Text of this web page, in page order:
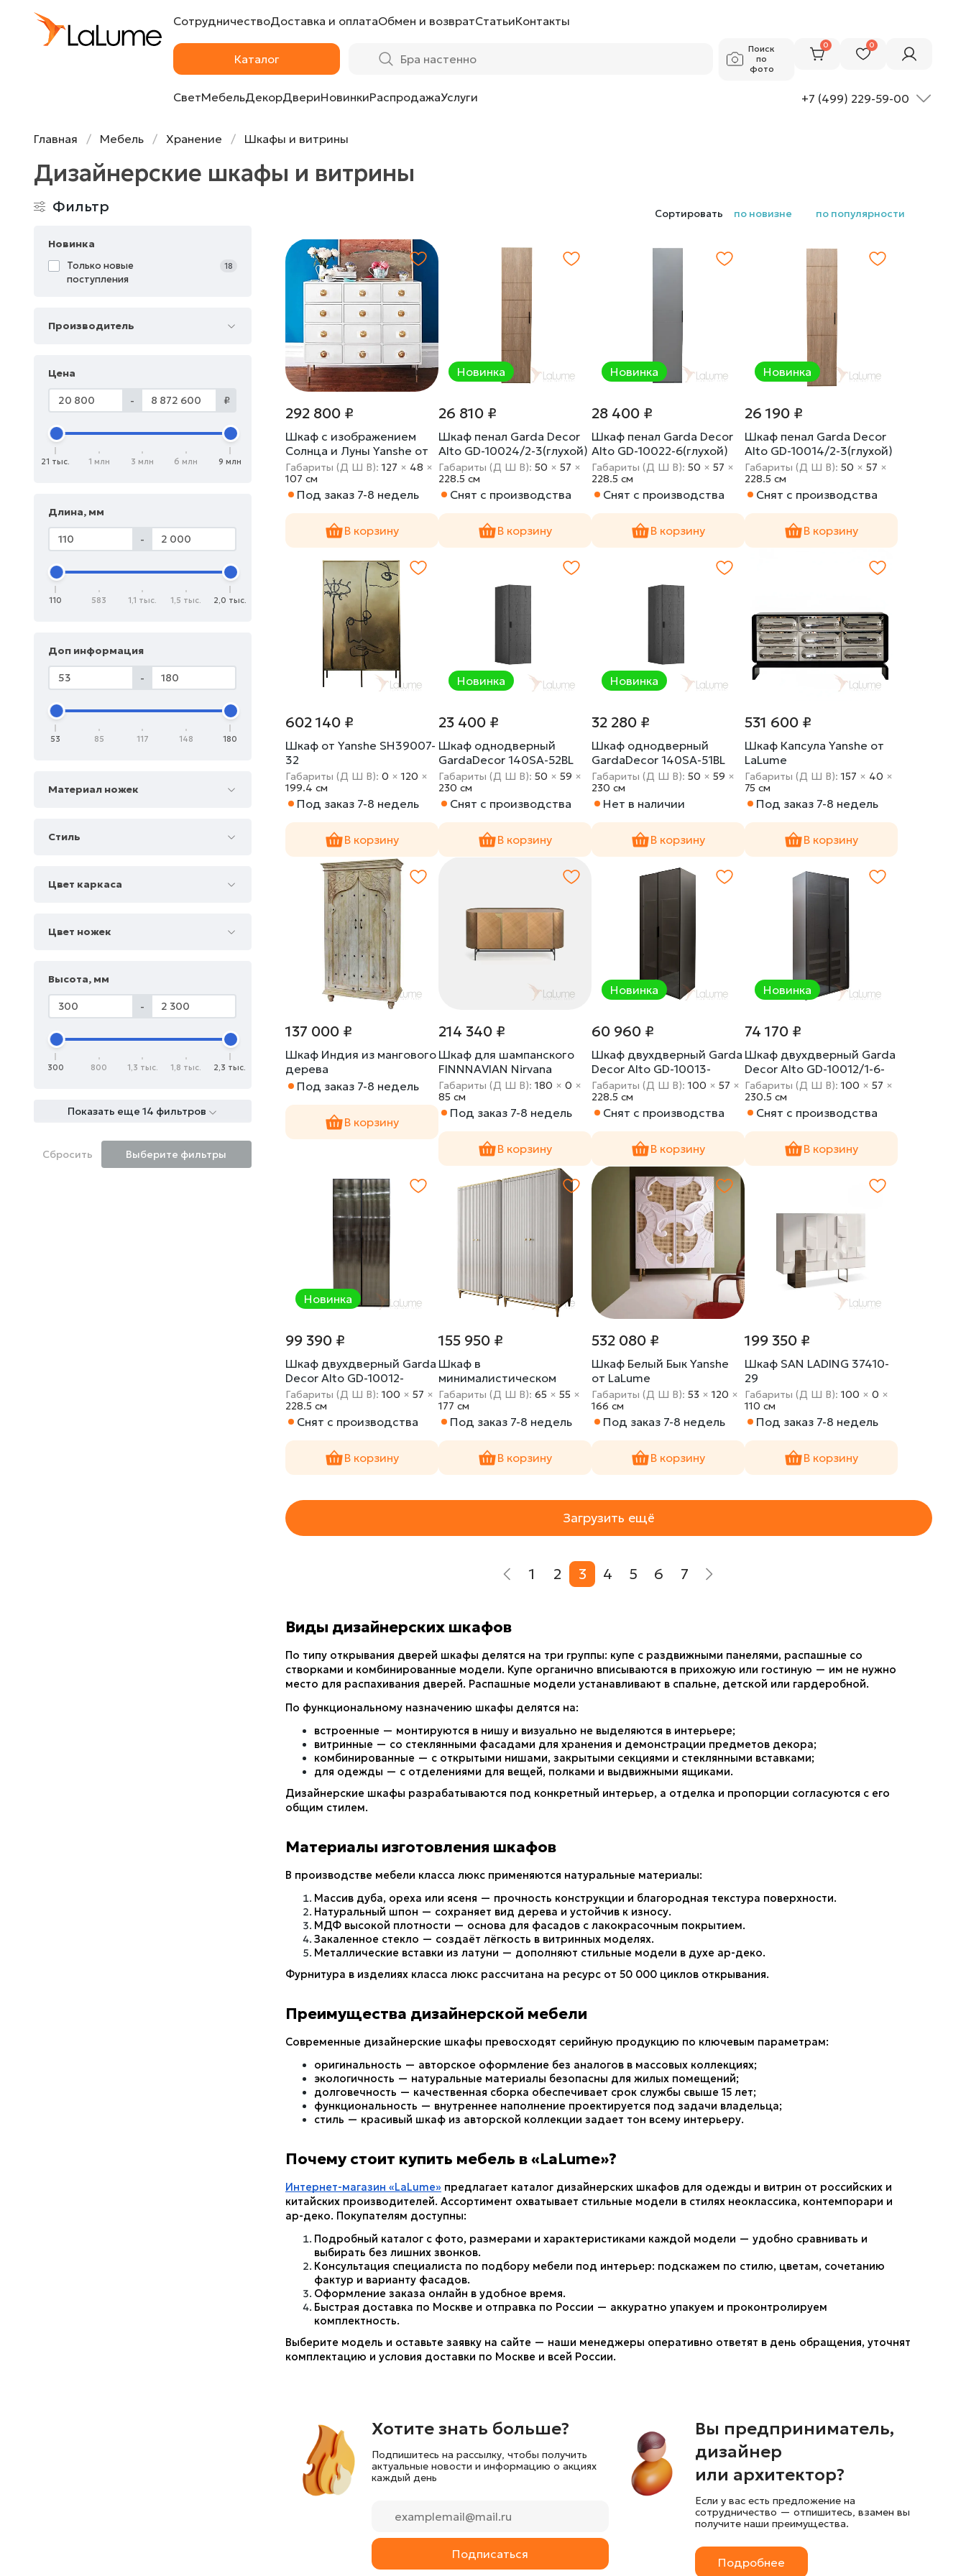
СотрудничествоДоставка и оплатаОбмен и возвратСтатьиКонтакты
Каталог
Поиск
по
фото
0 0
СветМебельДекорДвериНовинкиРаспродажаУслуги +7 (499) 229-59-00
Главная Мебель Хранение Шкафы и витрины
Дизайнерские шкафы и витрины
Фильтр
Новинка
Только новые
поступления
18
Производитель
Цена
- ₽
21 тыс. 1 млн 3 млн 6 млн 9 млн
Длина, мм
-
110 583 1,1 тыс. 1,5 тыс. 2,0 тыс.
Доп информация
-
53 85 117 148 180
Материал ножек
Стиль
Цвет каркаса
Цвет ножек
Высота, мм
-
300 800 1,3 тыс. 1,8 тыс. 2,3 тыс.
Показать еще 14 фильтров
Сбросить Выберите фильтры
Сортировать по новизне по популярности
292 800 ₽
Шкаф с изображением
Солнца и Луны Yanshe от
LaLume
Габариты (Д Ш В): 127 × 48 ×
107 cм
Под заказ 7-8 недель
В корзину
Новинка
26 810 ₽
Шкаф пенал Garda Decor
Alto GD-10024/2-3(глухой)
Габариты (Д Ш В): 50 × 57 ×
228.5 cм
Снят с производства
В корзину
Новинка
28 400 ₽
Шкаф пенал Garda Decor
Alto GD-10022-6(глухой)
Габариты (Д Ш В): 50 × 57 ×
228.5 cм
Снят с производства
В корзину
Новинка
26 190 ₽
Шкаф пенал Garda Decor
Alto GD-10014/2-3(глухой)
Габариты (Д Ш В): 50 × 57 ×
228.5 cм
Снят с производства
В корзину
602 140 ₽
Шкаф от Yanshe SH39007-
32
Габариты (Д Ш В): 0 × 120 ×
199.4 cм
Под заказ 7-8 недель
В корзину
Новинка
23 400 ₽
Шкаф однодверный
GardaDecor 140SA-52BL
Габариты (Д Ш В): 50 × 59 ×
230 cм
Снят с производства
В корзину
Новинка
32 280 ₽
Шкаф однодверный
GardaDecor 140SA-51BL
Габариты (Д Ш В): 50 × 59 ×
230 cм
Нет в наличии
В корзину
531 600 ₽
Шкаф Капсула Yanshe от
LaLume
Габариты (Д Ш В): 157 × 40 ×
75 cм
Под заказ 7-8 недель
В корзину
137 000 ₽
Шкаф Индия из мангового
дерева
Под заказ 7-8 недель
В корзину
214 340 ₽
Шкаф для шампанского
FINNNAVIAN Nirvana
35601-29
Габариты (Д Ш В): 180 × 0 ×
85 cм
Под заказ 7-8 недель
В корзину
Новинка
60 960 ₽
Шкаф двухдверный Garda
Decor Alto GD-10013-
6(тонировка)
Габариты (Д Ш В): 100 × 57 ×
228.5 cм
Снят с производства
В корзину
Новинка
74 170 ₽
Шкаф двухдверный Garda
Decor Alto GD-10012/1-6-
2(тонировка)
Габариты (Д Ш В): 100 × 57 ×
230.5 cм
Снят с производства
В корзину
Новинка
99 390 ₽
Шкаф двухдверный Garda
Decor Alto GD-10012-
6(риф)
Габариты (Д Ш В): 100 × 57 ×
228.5 cм
Снят с производства
В корзину
155 950 ₽
Шкаф в
минималистическом
стиле для спальни LaLume
MB20979-23
Габариты (Д Ш В): 65 × 55 ×
177 cм
Под заказ 7-8 недель
В корзину
532 080 ₽
Шкаф Белый Бык Yanshe
от LaLume
Габариты (Д Ш В): 53 × 120 ×
166 cм
Под заказ 7-8 недель
В корзину
199 350 ₽
Шкаф SAN LADING 37410-
29
Габариты (Д Ш В): 100 × 0 ×
110 cм
Под заказ 7-8 недель
В корзину
Загрузить ещё
1 2 3 4 5 6 7
Виды дизайнерских шкафов
По типу открывания дверей шкафы делятся на три группы: купе с раздвижными панелями, распашные со
створками и комбинированные модели. Купе органично вписываются в прихожую или гостиную — им не нужно
место для распахивания дверей. Распашные модели устанавливают в спальне, детской или гардеробной.
По функциональному назначению шкафы делятся на:
встроенные — монтируются в нишу и визуально не выделяются в интерьере;
витринные — со стеклянными фасадами для хранения и демонстрации предметов декора;
комбинированные — с открытыми нишами, закрытыми секциями и стеклянными вставками;
для одежды — с отделениями для вещей, полками и выдвижными ящиками.
Дизайнерские шкафы разрабатываются под конкретный интерьер, а отделка и пропорции согласуются с его
общим стилем.
Материалы изготовления шкафов
В производстве мебели класса люкс применяются натуральные материалы:
Массив дуба, ореха или ясеня — прочность конструкции и благородная текстура поверхности.
Натуральный шпон — сохраняет вид дерева и устойчив к износу.
МДФ высокой плотности — основа для фасадов с лакокрасочным покрытием.
Закаленное стекло — создаёт лёгкость в витринных моделях.
Металлические вставки из латуни — дополняют стильные модели в духе ар-деко.
Фурнитура в изделиях класса люкс рассчитана на ресурс от 50 000 циклов открывания.
Преимущества дизайнерской мебели
Современные дизайнерские шкафы превосходят серийную продукцию по ключевым параметрам:
оригинальность — авторское оформление без аналогов в массовых коллекциях;
экологичность — натуральные материалы безопасны для жилых помещений;
долговечность — качественная сборка обеспечивает срок службы свыше 15 лет;
функциональность — внутреннее наполнение проектируется под задачи владельца;
стиль — красивый шкаф из авторской коллекции задает тон всему интерьеру.
Почему стоит купить мебель в «LaLume»?
Интернет-магазин «LaLume» предлагает каталог дизайнерских шкафов для одежды и витрин от российских и
китайских производителей. Ассортимент охватывает стильные модели в стилях неоклассика, контемпорари и
ар-деко. Покупателям доступны:
Подробный каталог с фото, размерами и характеристиками каждой модели — удобно сравнивать и
выбирать без лишних звонков.
Консультация специалиста по подбору мебели под интерьер: подскажем по стилю, цветам, сочетанию
фактур и варианту фасадов.
Оформление заказа онлайн в удобное время.
Быстрая доставка по Москве и отправка по России — аккуратно упакуем и проконтролируем
комплектность.
Выберите модель и оставьте заявку на сайте — наши менеджеры оперативно ответят в день обращения, уточнят
комплектацию и условия доставки по Москве и всей России.
Хотите знать больше?
Подпишитесь на рассылку, чтобы получить
актуальные новости и информацию о акциях
каждый день
Подписаться
Вы предприниматель,
дизайнер
или архитектор?
Если у вас есть предложение на
сотрудничество — отпишитесь, взамен вы
получите наши преимущества.
Подробнее